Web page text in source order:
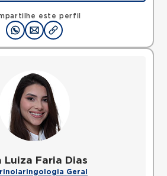
este perfil
Assuncao, Sao Bernardo
•
Mapa
Luiza Faria Dias
Geral